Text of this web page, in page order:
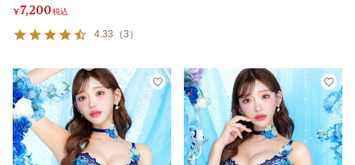
¥7,200税込
4.33 （3 ）